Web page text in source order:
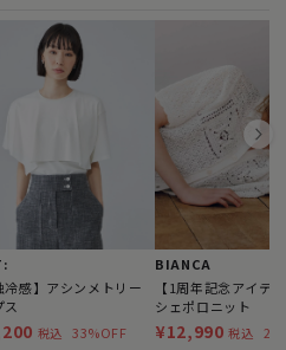
冷感】アシンメトリー
ス
税込 33%OFF
BIANCA
【1周年記念アイテ
シェポロニット
¥12,990 税込